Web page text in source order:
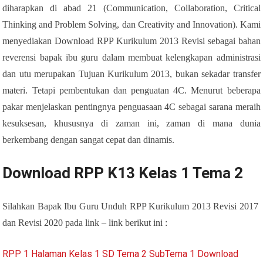
diharapkan di abad 21 (Communication, Collaboration, Critical
Thinking and Problem Solving, dan Creativity and Innovation). Kami
menyediakan Download RPP Kurikulum 2013 Revisi sebagai bahan
reverensi bapak ibu guru dalam membuat kelengkapan administrasi
dan utu merupakan Tujuan Kurikulum 2013, bukan sekadar transfer
materi. Tetapi pembentukan dan penguatan 4C. Menurut beberapa
pakar menjelaskan pentingnya penguasaan 4C sebagai sarana meraih
kesuksesan, khususnya di zaman ini, zaman di mana dunia
berkembang dengan sangat cepat dan dinamis.
Download RPP K13 Kelas 1 Tema 2
Silahkan Bapak Ibu Guru Unduh RPP Kurikulum 2013 Revisi 2017
dan Revisi 2020 pada link – link berikut ini :
RPP 1 Halaman Kelas 1 SD Tema 2 SubTema 1 Download